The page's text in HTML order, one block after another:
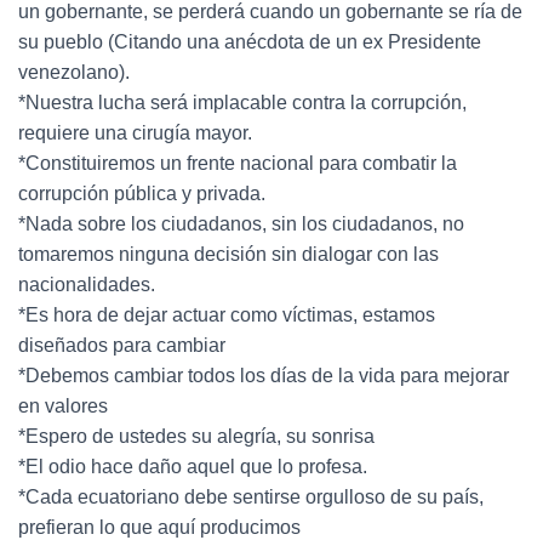
un gobernante, se perderá cuando un gobernante se ría de
su pueblo (Citando una anécdota de un ex Presidente
venezolano).
*Nuestra lucha será implacable contra la corrupción,
requiere una cirugía mayor.
*Constituiremos un frente nacional para combatir la
corrupción pública y privada.
*Nada sobre los ciudadanos, sin los ciudadanos, no
tomaremos ninguna decisión sin dialogar con las
nacionalidades.
*Es hora de dejar actuar como víctimas, estamos
diseñados para cambiar
*Debemos cambiar todos los días de la vida para mejorar
en valores
*Espero de ustedes su alegría, su sonrisa
*El odio hace daño aquel que lo profesa.
*Cada ecuatoriano debe sentirse orgulloso de su país,
prefieran lo que aquí producimos